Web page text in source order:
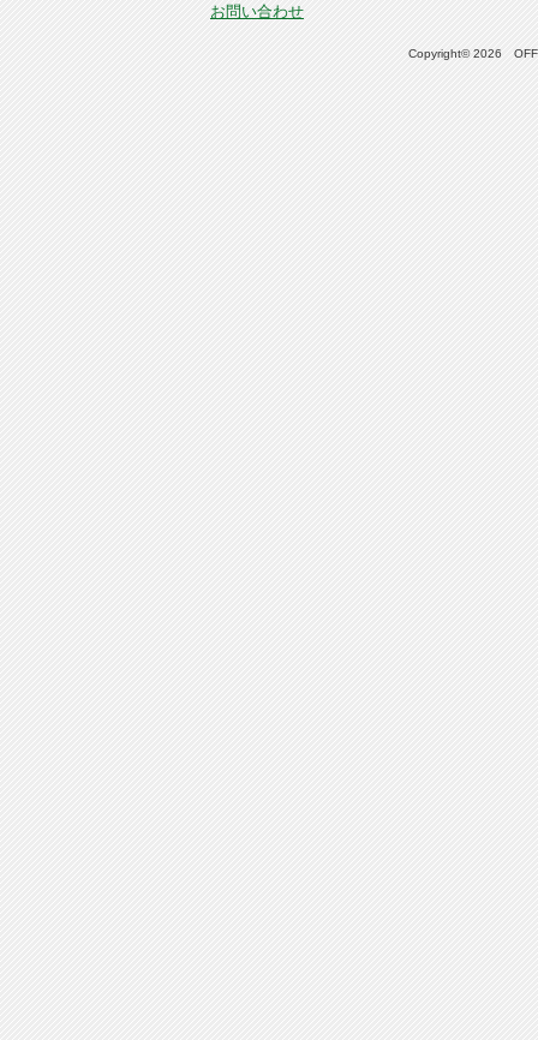
お問い合わせ
Copyright© 2026